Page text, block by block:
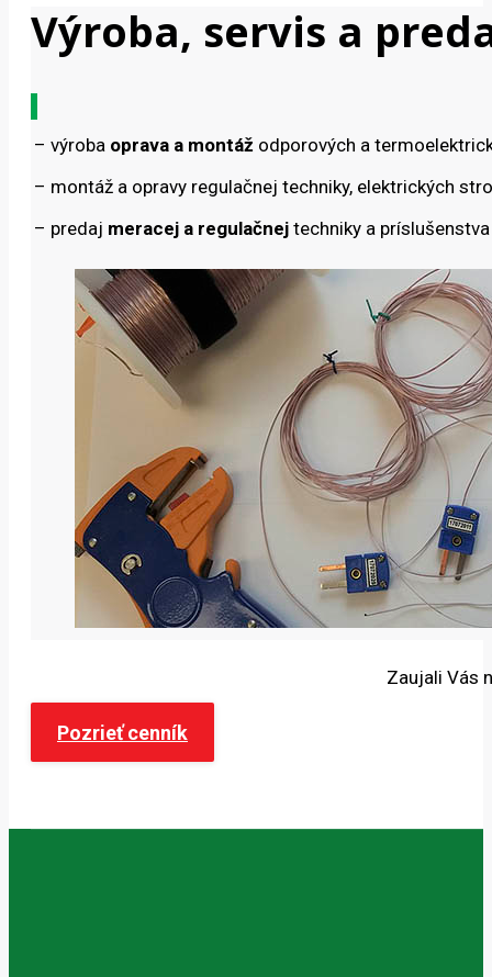
Výroba, servis a
– výroba oprava a montáž odporových a
– montáž a opravy regulačnej techniky, elektrických
– predaj meracej a regulačnej techniky a príslušenstva
Zaujali Vás
Pozrieť cenník